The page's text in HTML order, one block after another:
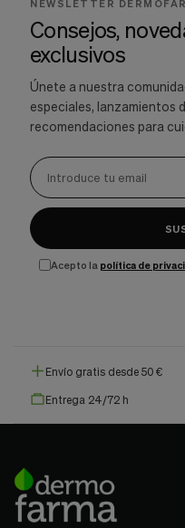
NEWSLETTER
Consejos,
exclusivos
Únete a nuestra
especiales, lanzamientos
recomendaciones para
Acepto la política de
Envío gratis desde 50 €
Entrega 24/72 h